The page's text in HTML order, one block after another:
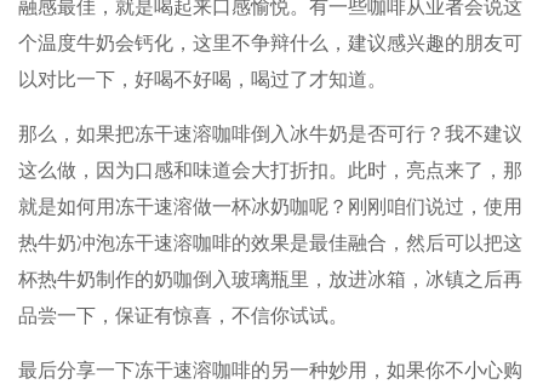
融感最佳，就是喝起来口感愉悦。有一些咖啡从业者会说这
个温度牛奶会钙化，这里不争辩什么，建议感兴趣的朋友可
以对比一下，好喝不好喝，喝过了才知道。
那么，如果把冻干速溶咖啡倒入冰牛奶是否可行？我不建议
这么做，因为口感和味道会大打折扣。此时，亮点来了，那
就是如何用冻干速溶做一杯冰奶咖呢？刚刚咱们说过，使用
热牛奶冲泡冻干速溶咖啡的效果是最佳融合，然后可以把这
杯热牛奶制作的奶咖倒入玻璃瓶里，放进冰箱，冰镇之后再
品尝一下，保证有惊喜，不信你试试。
最后分享一下冻干速溶咖啡的另一种妙用，如果你不小心购